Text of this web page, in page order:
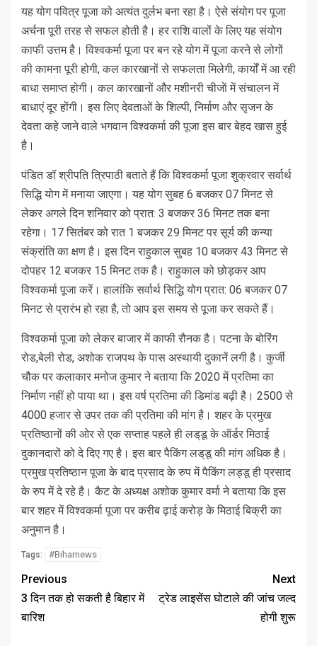
यह योग पवित्र पूजा को अत्यंत दुर्लभ बना रहा है। ऐसे संयोग पर पूजा
अर्चना पूरी तरह से सफल होती है। हर राशि वालों के लिए यह संयोग
काफी उत्तम है। विश्वकर्मा पूजा पर बन रहे योग में पूजा करने से लोगों
की कामना पूरी होगी, कल कारखानों से सफलता मिलेगी, कार्यों में आ रही
बाधा समाप्त होगी। कल कारखानों और मशीनरी चीजाें में संचालन में
बाधाएं दूर होंगी। इस लिए देवताओं के शिल्पी, निर्माण और सृजन के
देवता कहे जाने वाले भगवान विश्वकर्मा की पूजा इस बार बेहद खास हुई
है।
पंडित डॉ श्रीपति त्रिपाठी बताते हैं कि विश्व​कर्मा पूजा शुक्रवार सर्वार्थ
सिद्धि योग में मनाया जाएगा। यह योग सुबह 6 बजकर 07 मिनट से
लेकर अगले दिन शनिवार को प्रात: 3 बजकर 36 मिनट तक बना
रहेगा। 17 सितंबर को रात 1 बजकर 29 मिनट पर सूर्य की कन्या
संक्रांति का क्षण है। इस दिन राहुकाल सुबह 10 बजकर 43 मिनट से
दोपहर 12 बजकर 15 मिनट तक है। राहुकाल को छोड़कर आप
विश्वकर्मा पूजा करें। हालांकि सर्वार्थ सिद्धि योग प्रात: 06 बजकर 07
मिनट से प्रारंभ हो रहा है, तो आप इस समय से पूजा कर सकते हैं।
विश्वकर्मा पूजा को लेकर बाजार में काफी रौनक है। पटना के बोरिंग
रोड,बेली रोड, अशोक राजपथ के पास अस्थायी दुकानें लगी है। कुर्जी
चौक पर कलाकार मनोज कुमार ने बताया कि 2020 में प्रतिमा का
निर्माण नहीं हो पाया था। इस वर्ष प्रतिमा की डिमांड बढ़ी है। 2500 से
4000 हजार से उपर तक की प्रतिमा की मांग है। शहर के प्रमुख
प्रतिष्ठानों की ओर से एक सप्ताह पहले ही लड्‌डू के ऑर्डर मिठाई
दुकानदारों को दे दिए गए है। इस बार पैकिंग लड्‌डू की मांग अधिक है।
प्रमुख प्रतिष्ठान पूजा के बाद प्रसाद के रुप में पैकिंग लड्डू ही प्रसाद
के रुप में दे रहे है। कैट के अध्यक्ष अशोक कुमार वर्मा ने बताया कि इस
बार शहर में विश्वकर्मा पूजा पर करीब ढ़ाई करोड़ के मिठाई बिक्री का
अनुमान है।
Tags: #Biharnews
Previous
3 दिन तक हो सकती है बिहार में
बारिश
Next
ट्रेड लाइसेंस घोटाले की जांच जल्द
होगी शुरू